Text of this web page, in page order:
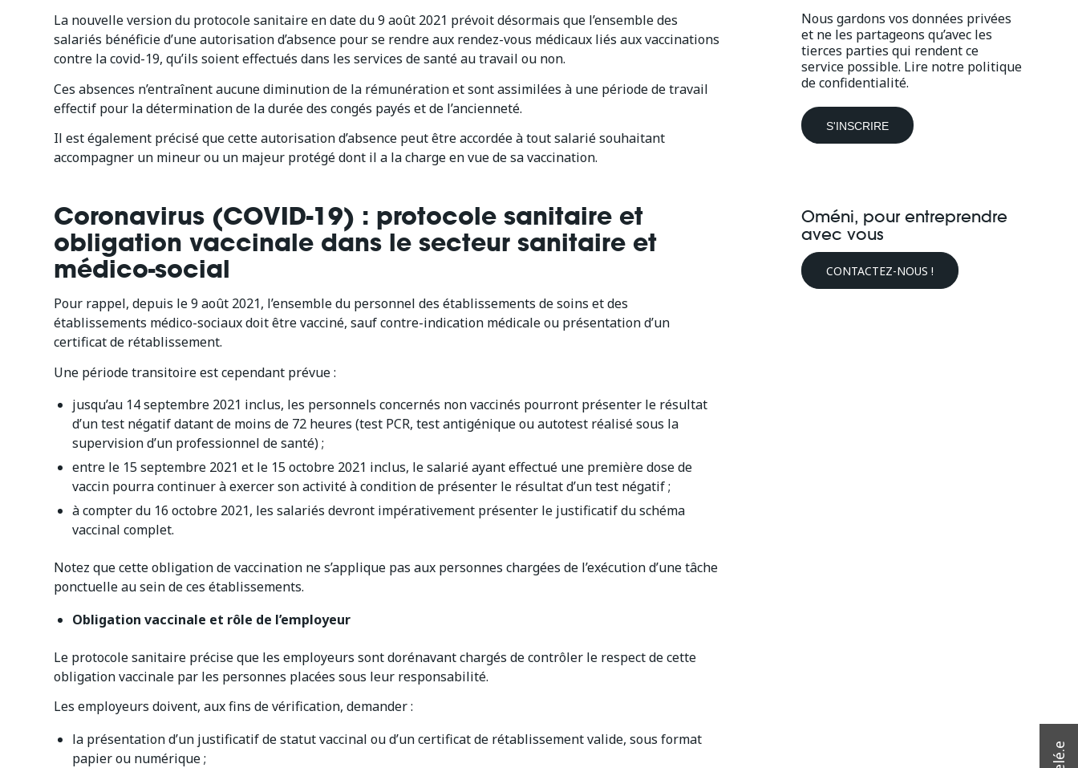
La nouvelle version du protocole sanitaire en date du 9 août 2021 prévoit désormais que l’ensemble des
salariés bénéficie d’une autorisation d’absence pour se rendre aux rendez-vous médicaux liés aux vaccinations
contre la covid-19, qu’ils soient effectués dans les services de santé au travail ou non.
Ces absences n’entraînent aucune diminution de la rémunération et sont assimilées à une période de travail
effectif pour la détermination de la durée des congés payés et de l’ancienneté.
Il est également précisé que cette autorisation d’absence peut être accordée à tout salarié souhaitant
accompagner un mineur ou un majeur protégé dont il a la charge en vue de sa vaccination.
Coronavirus (COVID-19) : protocole sanitaire et
obligation vaccinale dans le secteur sanitaire et
médico-social
Pour rappel, depuis le 9 août 2021, l’ensemble du personnel des établissements de soins et des
établissements médico-sociaux doit être vacciné, sauf contre-indication médicale ou présentation d’un
certificat de rétablissement.
Une période transitoire est cependant prévue :
jusqu’au 14 septembre 2021 inclus, les personnels concernés non vaccinés pourront présenter le résultat
d’un test négatif datant de moins de 72 heures (test PCR, test antigénique ou autotest réalisé sous la
supervision d’un professionnel de santé) ;
entre le 15 septembre 2021 et le 15 octobre 2021 inclus, le salarié ayant effectué une première dose de
vaccin pourra continuer à exercer son activité à condition de présenter le résultat d’un test négatif ;
à compter du 16 octobre 2021, les salariés devront impérativement présenter le justificatif du schéma
vaccinal complet.
Notez que cette obligation de vaccination ne s’applique pas aux personnes chargées de l’exécution d’une tâche
ponctuelle au sein de ces établissements.
Obligation vaccinale et rôle de l’employeur
Le protocole sanitaire précise que les employeurs sont dorénavant chargés de contrôler le respect de cette
obligation vaccinale par les personnes placées sous leur responsabilité.
Les employeurs doivent, aux fins de vérification, demander :
la présentation d’un justificatif de statut vaccinal ou d’un certificat de rétablissement valide, sous format
papier ou numérique ;
Nous gardons vos données privées
et ne les partageons qu’avec les
tierces parties qui rendent ce
service possible. Lire notre politique
de confidentialité.
Oméni, pour entreprendre
avec vous
CONTACTEZ-NOUS !